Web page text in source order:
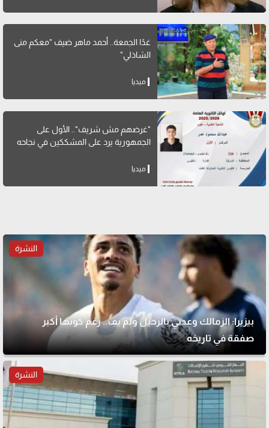
غدًا الجمعة.. أحمد ماهر ضيف "معكم منى
الشاذلي"
ميديا
"غرضهم مش شريف".. الأول على
الجمهورية يرد على المشككين في نجاحه
ميديا
النشرة
بيزيرا: الزمالك وعدني بالرحيل ولم يفِ.. رغم كونها أكبر
صفقة في تاريخه
النشرة